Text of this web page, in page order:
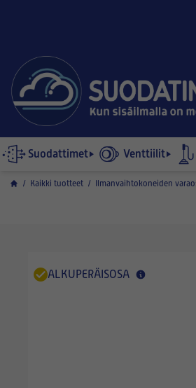
Suodattimet Venttiilit
/ Kaikki tuotteet / Ilmanvaihtokoneiden
ALKUPERÄISOSA